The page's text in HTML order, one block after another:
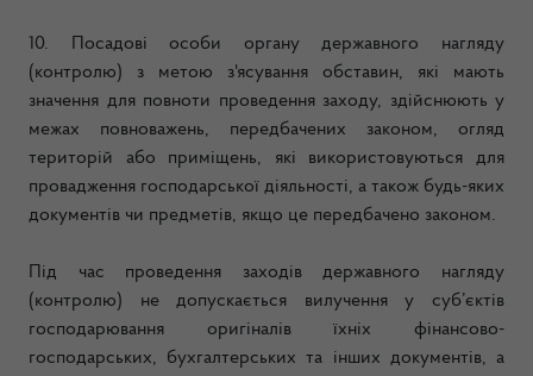
10. Посадові особи органу державного нагляду
(контролю) з метою з'ясування обставин, які мають
значення для повноти проведення заходу, здійснюють у
межах повноважень, передбачених законом, огляд
територій або приміщень, які використовуються для
провадження господарської діяльності, а також будь-яких
документів чи предметів, якщо це передбачено законом.
Під час проведення заходів державного нагляду
(контролю) не допускається вилучення у суб’єктів
господарювання оригіналів їхніх фінансово-
господарських, бухгалтерських та інших документів, а